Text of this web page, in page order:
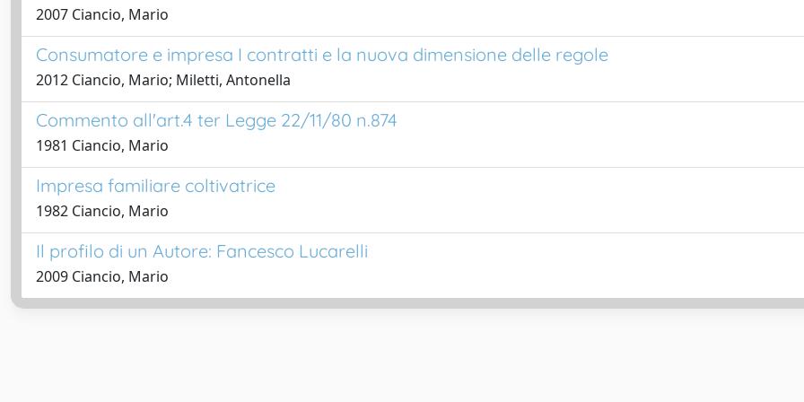
2007 Ciancio, Mario
Consumatore e impresa I contratti e la nuova dimensione delle regole
2012 Ciancio, Mario; Miletti, Antonella
Commento all'art.4 ter Legge 22/11/80 n.874
1981 Ciancio, Mario
Impresa familiare coltivatrice
1982 Ciancio, Mario
Il profilo di un Autore: Fancesco Lucarelli
2009 Ciancio, Mario